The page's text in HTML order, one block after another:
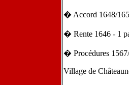
� Accord 1648/
� Rente 1646 - 1
� Procédures
Village de